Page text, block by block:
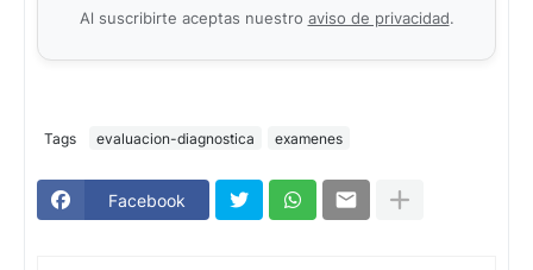
Al suscribirte aceptas nuestro aviso de privacidad.
Tags evaluacion-diagnostica examenes
Facebook